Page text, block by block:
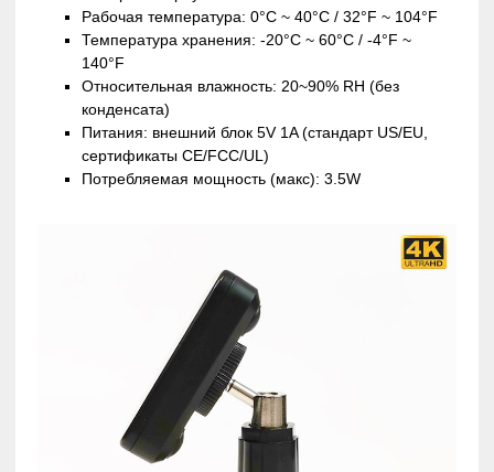
Рабочая температура: 0°C ~ 40°C / 32°F ~ 104°F
Температура хранения: -20°C ~ 60°C / -4°F ~
140°F
Относительная влажность: 20~90% RH (без
конденсата)
Питания: внешний блок 5V 1A (стандарт US/EU,
сертификаты CE/FCC/UL)
Потребляемая мощность (макс): 3.5W